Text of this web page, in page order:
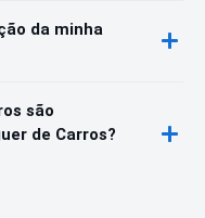
da minha
são
de Carros?